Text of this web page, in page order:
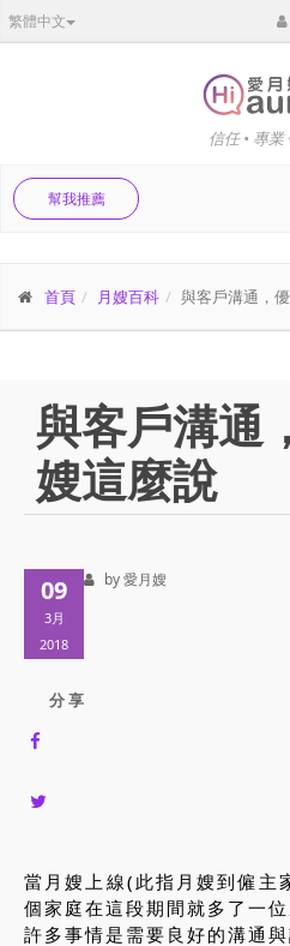
繁體中文
信任 • 專業
幫我推薦
首頁 月嫂百科 與客戶溝通，
與客戶溝通
嫂這麼說
09
3月
2018
分 享
by 愛月嫂
當月嫂上線(此指月嫂到僱主
個家庭在這段期間就多了一
許多事情是需要良好的溝通